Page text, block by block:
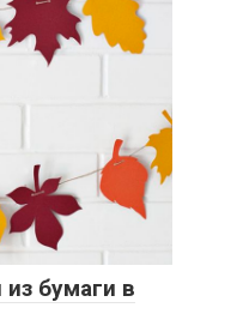
бумаги в